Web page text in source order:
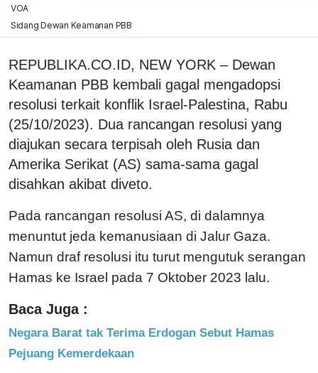
VOA
Sidang Dewan Keamanan PBB
REPUBLIKA.CO.ID, NEW YORK – Dewan
Keamanan PBB kembali gagal mengadopsi
resolusi terkait konflik Israel-Palestina, Rabu
(25/10/2023). Dua rancangan resolusi yang
diajukan secara terpisah oleh Rusia dan
Amerika Serikat (AS) sama-sama gagal
disahkan akibat diveto.
Pada rancangan resolusi AS, di dalamnya
menuntut jeda kemanusiaan di Jalur Gaza.
Namun draf resolusi itu turut mengutuk serangan
Hamas ke Israel pada 7 Oktober 2023 lalu.
Baca Juga :
Negara Barat tak Terima Erdogan Sebut Hamas
Pejuang Kemerdekaan